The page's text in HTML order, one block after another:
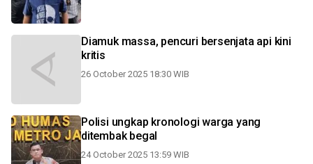
Diamuk massa, pencuri bersenjata api kini
kritis
26 October 2025 18:30 WIB
Polisi ungkap kronologi warga yang
ditembak begal
24 October 2025 13:59 WIB